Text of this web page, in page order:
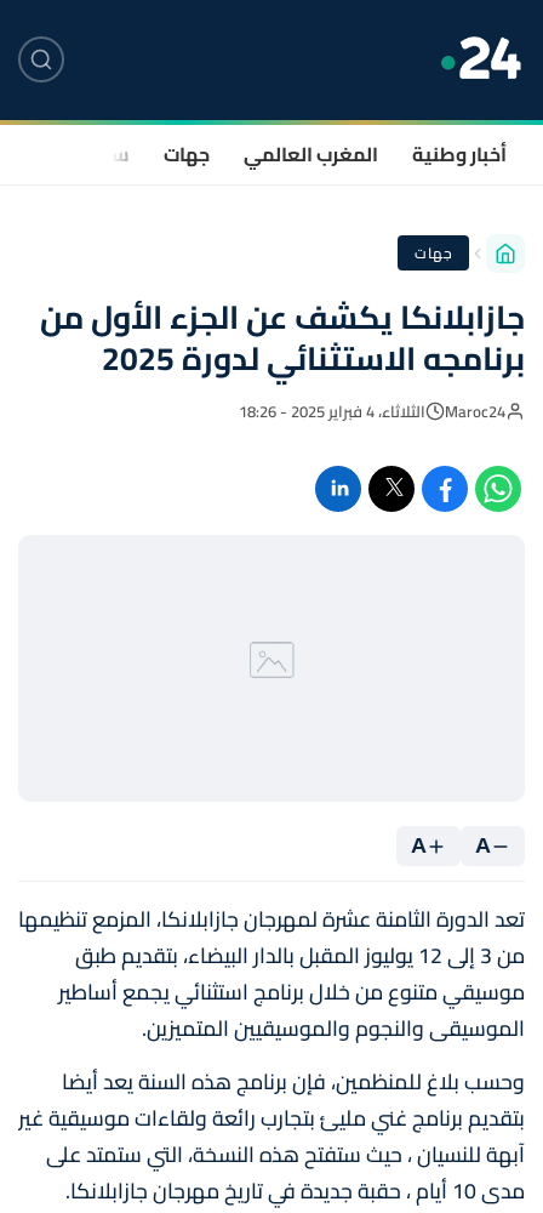
أخبار وطنية المغرب العالمي جهات سياسة
جهات
جازابلانكا يكشف عن الجزء الأول من
برنامجه الاستثنائي لدورة 2025
Maroc24 الثلاثاء، 4 فبراير 2025 - 18:26
A
A
تعد الدورة الثامنة عشرة لمهرجان جازابلانكا، المزمع تنظيمها
من 3 إلى 12 يوليوز المقبل بالدار البيضاء، بتقديم طبق
موسيقي متنوع من خلال برنامج استثنائي يجمع أساطير
الموسيقى والنجوم والموسيقيين المتميزين.
وحسب بلاغ للمنظمين، فإن برنامج هذه السنة يعد أيضا
بتقديم برنامج غني مليئ بتجارب رائعة ولقاءات موسيقية غير
آبهة للنسيان ، حيث ستفتح هذه النسخة، التي ستمتد على
مدى 10 أيام ، حقبة جديدة في تاريخ مهرجان جازابلانكا.